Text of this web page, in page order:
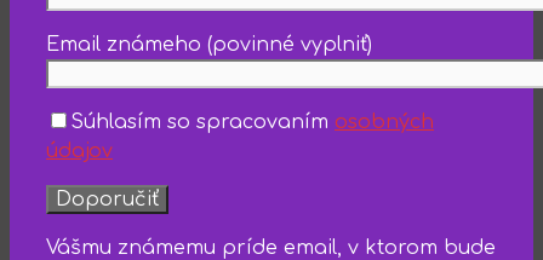
Email známeho (povinné vyplniť)
Súhlasím so spracovaním osobných
údajov
Vášmu známemu príde email, v ktorom bude